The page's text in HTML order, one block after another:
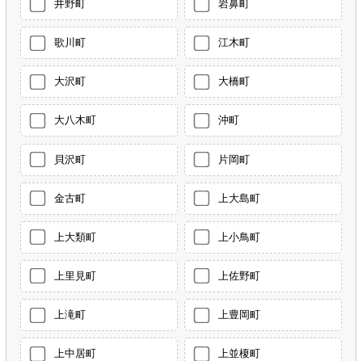
井野町 岩鼻町
歌川町 江木町
大沢町 大橋町
大八木町 沖町
貝沢町 片岡町
金古町 上大島町
上大類町 上小鳥町
上里見町 上佐野町
上滝町 上豊岡町
上中居町 上並榎町